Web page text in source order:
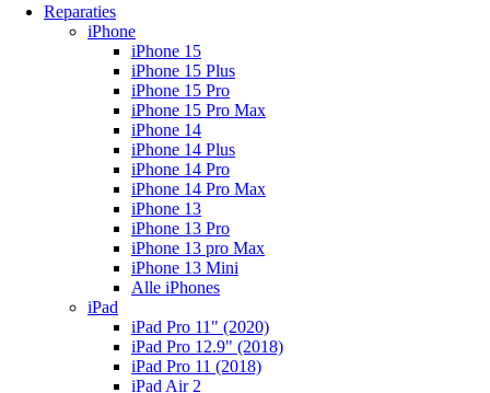
Reparaties
iPhone
iPhone 15
iPhone 15 Plus
iPhone 15 Pro
iPhone 15 Pro Max
iPhone 14
iPhone 14 Plus
iPhone 14 Pro
iPhone 14 Pro Max
iPhone 13
iPhone 13 Pro
iPhone 13 pro Max
iPhone 13 Mini
Alle iPhones
iPad
iPad Pro 11" (2020)
iPad Pro 12.9" (2018)
iPad Pro 11 (2018)
iPad Air 2